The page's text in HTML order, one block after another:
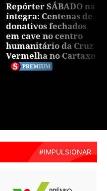
Repórter SÁBADO na
íntegra: Centenas de
donativos fechados
em cave no centro
humanitário da Cruz
Vermelha no Cartaxo